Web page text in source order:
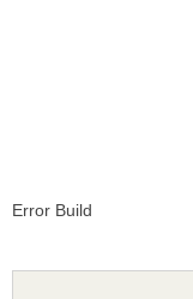
Error Build